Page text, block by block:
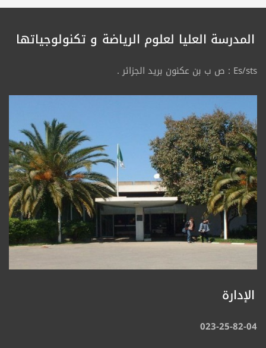
المدرسة العليا لعلوم الرياضة و تكنولوجياتها
Es/sts : ص ب بن عكنون بريد الجزائر .
الإدارة
023-25-82-04